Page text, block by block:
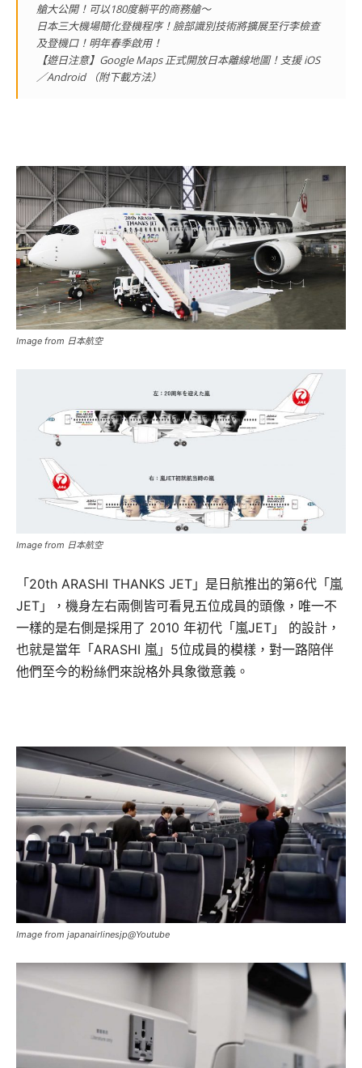
艙大公開！可以180度躺平的商務艙～
日本三大機場簡化登機程序！臉部識別技術將擴展至行李檢查
及登機口！明年春季啟用！
【遊日注意】Google Maps 正式開放日本離線地圖！支援 iOS
／Android （附下載方法）
Image from 日本航空
Image from 日本航空
「20th ARASHI THANKS JET」是日航推出的第6代「嵐
JET」，機身左右兩側皆可看見五位成員的頭像，唯一不
一樣的是右側是採用了 2010 年初代「嵐JET」 的設計，
也就是當年「ARASHI 嵐」5位成員的模樣，對一路陪伴
他們至今的粉絲們來說格外具象徵意義。
Image from japanairlinesjp@Youtube